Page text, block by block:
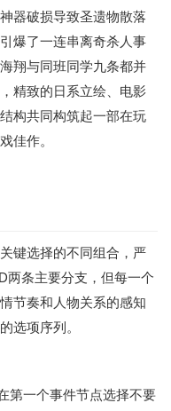
器破损导致圣遗物散落
爆了一连串离奇杀人事
翔与同班同学九条都并
精致的日系立绘、电影
构共同构筑起一部在玩
佳作。
键选择的不同组合，严
两条主要分支，但每一个
节奏和人物关系的感知
选项序列。
第一个事件节点选择不要